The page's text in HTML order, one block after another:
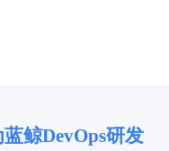
鲸DevOps研发